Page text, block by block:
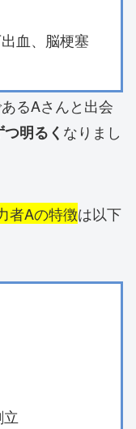
血、脳梗塞
るAさんと出会
明るく なりまし
者Aの特徴は以下